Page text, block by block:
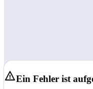
Ein Fehler ist